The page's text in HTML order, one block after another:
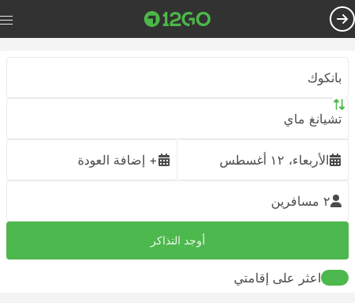
بانكوك
تشيانغ ماي
الأربعاء، ١٢ أغسطس + إضافة العودة
٢ مسافرين
أوجد التذاكر
اعثر على إقامتي